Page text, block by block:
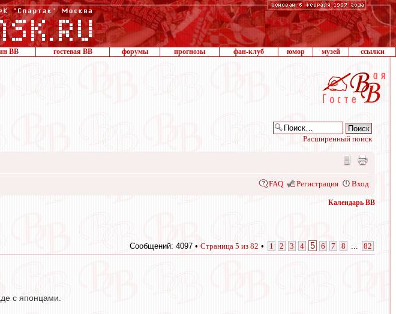
ВВ гостевая ВВ форумы прогнозы фан-клуб юмор музей ссылки
Расширенный поиск
FAQ Регистрация Вход
Календарь ВВ
Сообщений: 4097 • Страница 5 из 82 • 1 2 3 4 5 6 7 8 82
с японцами.